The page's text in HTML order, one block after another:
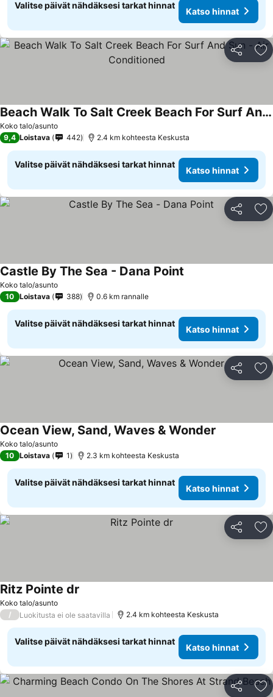
Valitse päivät nähdäksesi tarkat hinnat
Katso hinnat
Jaa
Koko talo/asunto
Beach Walk To Salt Creek Beach For Surf And Sun - Air Conditioned
9,4 Loistava 442 2.4 km kohteesta Keskusta
Valitse päivät nähdäksesi tarkat hinnat
Katso hinnat
Jaa
Koko talo/asunto
Castle By The Sea - Dana Point
10 Loistava 388 0.6 km rannalle
Valitse päivät nähdäksesi tarkat hinnat
Katso hinnat
Jaa
Koko talo/asunto
Ocean View, Sand, Waves & Wonder
10 Loistava 1 2.3 km kohteesta Keskusta
Valitse päivät nähdäksesi tarkat hinnat
Katso hinnat
Jaa
Koko talo/asunto
Ritz Pointe dr
/ Luokitusta ei ole saatavilla 2.4 km kohteesta Keskusta
Valitse päivät nähdäksesi tarkat hinnat
Katso hinnat
Jaa